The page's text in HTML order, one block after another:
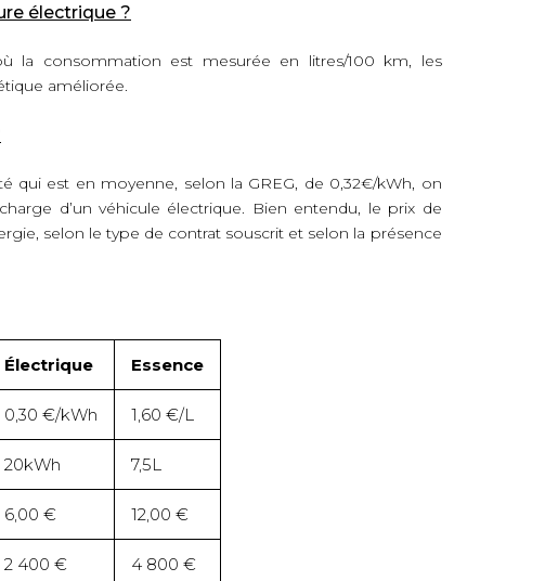
électrique ?
la consommation est mesurée en litres/100 km, les
améliorée.
qui est en moyenne, selon la GREG, de 0,32€/kWh, on
d’un véhicule électrique. Bien entendu, le prix de
selon le type de contrat souscrit et selon la présence
Électrique Essence
0,30 €/kWh 1,60 €/L
20kWh 7,5L
6,00 € 12,00 €
2 400 € 4 800 €